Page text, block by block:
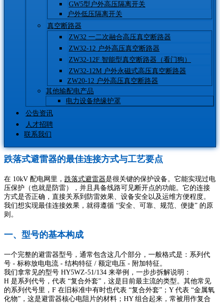
GW5型户外高压隔离开关
户外低压隔离开关
真空断路器
ZW32 一二次融合高压真空断路器
ZW32-12 户外高压真空断路器
ZW32-12F 智能型真空断路器（看门狗）
ZW32-12M 户外永磁式高压真空断路器
ZW20-12 户外高压真空断路器
其他输配电产品
电力设备绝缘护罩
公告资讯
人才招聘
联系我们
跌落式避雷器的最佳连接方式与工艺要点​
在 10kV 配电网里， 跌落式避雷器是很关键的保护设备。它能实现过电
压保护（也就是防雷），并且具备线路可见断开点的功能。它的连接
方式是否正确，直接关系到防雷效果、设备安全以及运维方便程度。
我们想实现最佳连接效果，就得遵循 “安全、可靠、规范、便捷” 的原
则。
一、型号的基本构成​
一个完整的避雷器型号，通常包含这几个部分，一般格式是：系列代
号 - 标称放电电流 - 结构特征 / 额定电压 - 附加特征。
我们拿常见的型号 HY5WZ-51/134 来举例，一步步拆解说明：
H 是系列代号，代表 “复合外套”，这是目前最主流的类型。其他常见
的系列代号里，F 在旧标准中有时也代表 “复合外套”；Y 代表 “金属氧
化物”，这是避雷器核心电阻片的材料；HY 组合起来，常被用作复合